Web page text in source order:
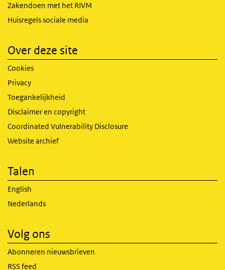
Zakendoen met het RIVM
Huisregels sociale media
Over deze site
Cookies
Privacy
Toegankelijkheid
Disclaimer en copyright
Coordinated Vulnerability Disclosure
Website archief
Talen
English
Nederlands
Volg ons
Abonneren nieuwsbrieven
RSS feed